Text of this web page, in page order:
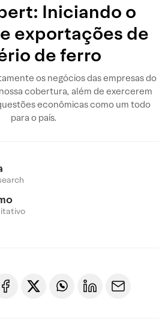
Iniciando o
exportações de
de ferro
os negócios das empresas do
cobertura, além de exercerem
econômicas como um todo
para o país.